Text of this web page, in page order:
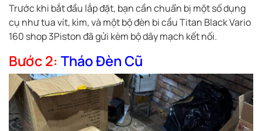
Trước khi bắt đầu lắp đặt, bạn cần chuẩn bị một số dụng
cụ như tua vít, kìm, và một bộ đèn bi cầu Titan Black Vario
160 shop 3Piston đã gửi kèm bộ dây mạch kết nối.
Bước 2: Tháo Đèn Cũ